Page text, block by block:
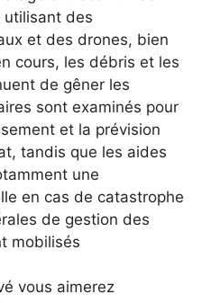
utilisant des
et des drones, bien
cours, les débris et les
de gêner les
sont examinés pour
et la prévision
tandis que les aides
une
en cas de catastrophe
de gestion des
mobilisés
vous aimerez